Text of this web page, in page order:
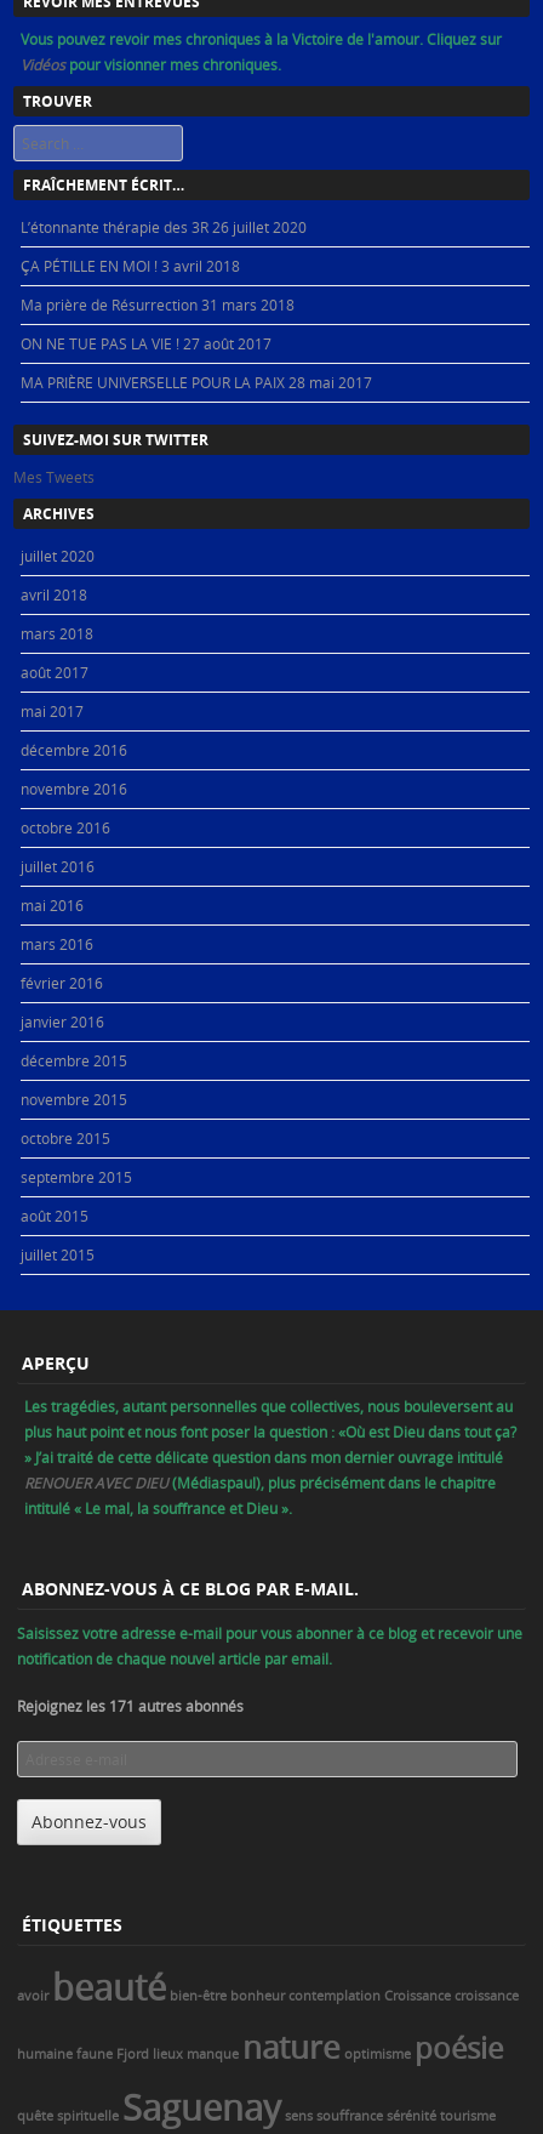
Vous pouvez revoir mes chroniques à la Victoire de l'amour. Cliquez sur
Vidéospour visionner mes chroniques.
TROUVER
Search
FRAÎCHEMENT ÉCRIT…
L’étonnante thérapie des 3R26 juillet 2020
ÇA PÉTILLE EN MOI !3 avril 2018
Ma prière de Résurrection31 mars 2018
ON NE TUE PAS LA VIE !27 août 2017
MA PRIÈRE UNIVERSELLE POUR LA PAIX28 mai 2017
SUIVEZ-MOI SUR TWITTER
Mes Tweets
ARCHIVES
juillet 2020
avril 2018
mars 2018
août 2017
mai 2017
décembre 2016
novembre 2016
octobre 2016
juillet 2016
mai 2016
mars 2016
février 2016
janvier 2016
décembre 2015
novembre 2015
octobre 2015
septembre 2015
août 2015
juillet 2015
APERÇU
Les tragédies, autant personnelles que collectives, nous bouleversent au
plus haut point et nous font poser la question : «Où est Dieu dans tout ça?
» J’ai traité de cette délicate question dans mon dernier ouvrage intitulé
RENOUER AVEC DIEU(Médiaspaul), plus précisément dans le chapitre
intitulé « Le mal, la souffrance et Dieu ».
ABONNEZ-VOUS À CE BLOG PAR E-MAIL.
Saisissez votre adresse e-mail pour vous abonner à ce blog et recevoir une
notification de chaque nouvel article par email.
Rejoignez les 171 autres abonnés
e-
mail
Abonnez-vous
ÉTIQUETTES
avoir beauté bien-être bonheur contemplation Croissance croissance
humaine faune Fjord lieux manque nature optimisme poésie
quête spirituelle Saguenay sens souffrance sérénité tourisme